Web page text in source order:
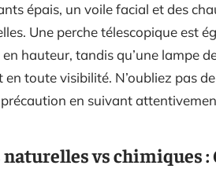
épais, un voile facial et des
Une perche télescopique est
en hauteur, tandis qu’une lampe
toute visibilité. N’oubliez pas
en suivant
naturelles vs chimiques